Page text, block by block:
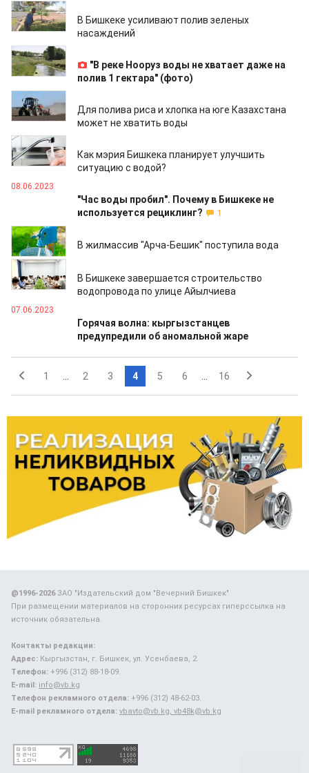
09.06.2023
В Бишкеке усиливают полив зеленых
насаждений
09.06.2023
"В реке Нооруз воды не хватает даже на
полив 1 гектара" (фото)
09.06.2023
Для полива риса и хлопка на юге Казахстана
может не хватить воды
08.06.2023
Как мэрия Бишкека планирует улучшить
ситуацию с водой?
08.06.2023
"Час воды пробил". Почему в Бишкеке не
используется рециклинг?
1
08.06.2023
В жилмассив "Арча-Бешик" поступила вода
08.06.2023
В Бишкеке завершается строительство
водопровода по улице Айылчиева
07.06.2023
Горячая волна: кыргызстанцев
предупредили об аномальной жаре
1 2 3 4 5 6 16
@1996-2026ЗАО "Издательский дом "Вечерний Бишкек"
При размещении материалов на сторонних ресурсах гиперссылка на
источник обязательна.
Контакты редакции:
Адрес: Кыргызстан, г. Бишкек, ул. Усенбаева, 2.
Телефон: +996 (312) 88-18-09.
E-mail: info@vb.kg
Телефон рекламного отдела: +996 (312) 48-62-03.
E-mail рекламного отдела: vbavto@vb.kg, vb48k@vb.kg